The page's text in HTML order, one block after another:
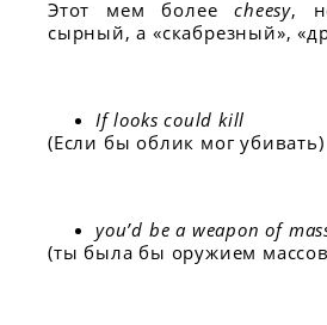
Этот мем болееcheesy,
сырный, а «скабрезный»,
If looks could kill
(Если бы облик мог убивать)
you’d be a weapon of
(ты была бы оружием